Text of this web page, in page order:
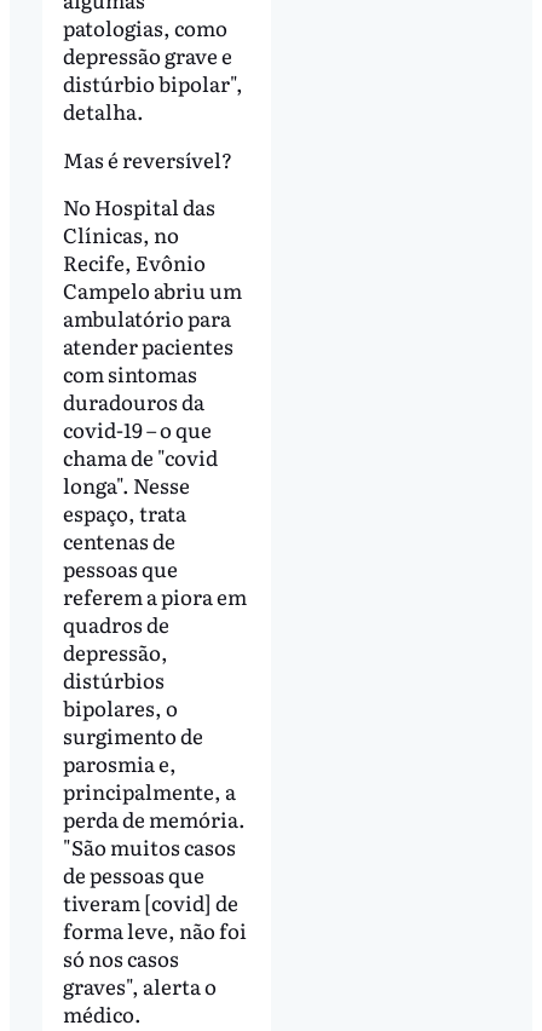
patologias, como
depressão grave e
distúrbio bipolar",
detalha.
Mas é reversível?
No Hospital das
Clínicas, no
Recife, Evônio
Campelo abriu um
ambulatório para
atender pacientes
com sintomas
duradouros da
covid-19 – o que
chama de "covid
longa". Nesse
espaço, trata
centenas de
pessoas que
referem a piora em
quadros de
depressão,
distúrbios
bipolares, o
surgimento de
parosmia e,
principalmente, a
perda de memória.
"São muitos casos
de pessoas que
tiveram [covid] de
forma leve, não foi
só nos casos
graves", alerta o
médico.